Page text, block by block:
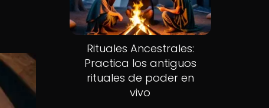
Rituales Ancestrales:
Practica los antiguos
rituales de poder en
vivo